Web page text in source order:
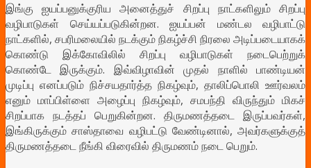
இங்கு ஐயப்பனுக்குரிய அனைத்துச் சிறப்பு நாட்களிலும் சிறப்பு
வழிபாடுகள் செய்யப்படுகின்றன. ஐயப்பன் மண்டல வழிபாட்டு
நாட்களில், சபரிமலையில் நடக்கும் நிகழ்ச்சி நிரலை அடிப்படையாகக்
கொண்டு இக்கோவிலில் சிறப்பு வழிபாடுகள் நடைபெற்றுக்
கொண்டே இருக்கும். இவ்விழாவின் முதல் நாளில் பாண்டியன்
முடிப்பு எனப்படும் நிச்சயதார்த்த நிகழ்வும், தாலிப்பொலி ஊர்வலம்
எனும் மாப்பிள்ளை அழைப்பு நிகழ்வும், சமபந்தி விருந்தும் மிகச்
சிறப்பாக நடத்தப் பெறுகின்றன. திருமணத்தடை இருப்பவர்கள்,
இங்கிருக்கும் சாஸ்தாவை வழிபட்டு வேண்டினால், அவர்களுக்குத்
திருமணத்தடை நீங்கி விரைவில் திருமணம் நடை பெறும்.